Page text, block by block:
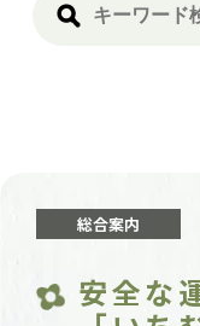
総合案内
安全な